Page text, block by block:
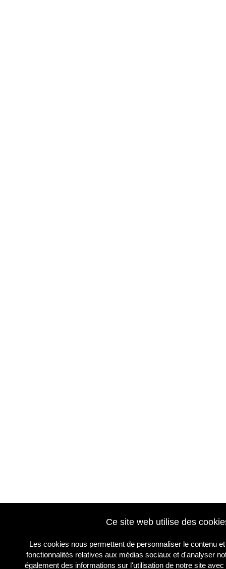
Ce site web utilise des
Les cookies nous permettent de personnaliser le contenu
fonctionnalités relatives aux médias sociaux et d'analyser
également des informations sur l'utilisation de notre site